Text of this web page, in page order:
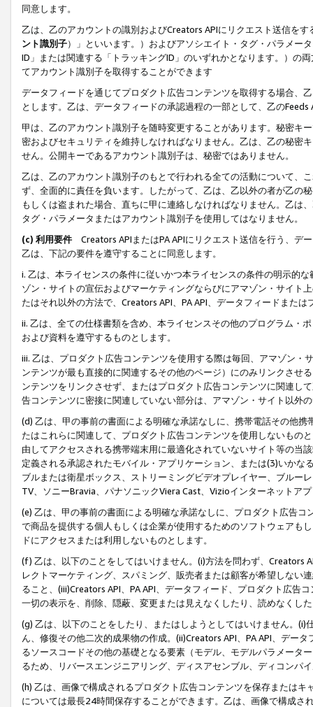
同意します。
乙は、乙のアカウントの識別およびCreators APIにリクエスト送信を
ント識別子）」といいます。）およびアソシエイト・タグ・パラメー
ID」または関連する「トラッキングID」のいずれかとなります。）の
てアカウント識別子を取得することができます
データフィードを通じてプロダクト広告コンテンツを取得する場合、
とします。乙は、データフィードの承認過程の一部として、乙の
甲は、乙のアカウント識別子を随時変更することがあります。秘密キ
密およびセキュリティを維持しなければなりません。乙は、乙の秘密
せん。公開キーであるアカウント識別子は、秘密ではありません。
乙は、乙のアカウント識別子のもとで行われる全ての活動について、
ず、全面的に責任を負います。したがって、乙は、乙以外の者が乙の
もしくは盗まれた場合、直ちに甲に連絡しなければなりません。乙は
タグ・パラメータまたはアカウント識別子を使用してはなりません。
(c) 利用要件 Creators APIまたはPA APIにリクエスト送信を行う、デ
乙は、下記の要件を遵守することに同意します。
i. 乙は、本ライセンスの条件に従いかつ本ライセンスの条件の明示的
ゾン・サイトの宣伝およびマーケティングならびにアマゾン・サイト
たはそれ以外の方法で、Creators API、PA API、データフィードまた
ii. 乙は、全ての仕様書類を含め、本ライセンスその他のプログラム・
および資料を遵守するものとします。
iii. 乙は、プロダクト広告コンテンツを使用する際は毎回、アマゾン
ンテンツが最も直接的に関連するその他のページ）にのみリンクさせ
ンテンツをリンクさせず、またはプロダクト広告コンテンツに関連し
告コンテンツに密接に関連していない部分は、アマゾン・サイト以外
(d) 乙は、甲の事前の書面による明確な承諾なしに、携帯電話その他
たはこれらに関連して、プロダクト広告コンテンツを使用しないもの
由してアクセスされる携帯端末用に最適化されていないサイト等の当
定義される承認されたモバイル・アプリケーション、または(3)いか
ブルまたは衛星ボックス、ストリーミングビデオプレイヤー、ブルー
TV、ソニーBravia、パナソニックViera Cast、Vizioインターネットア
(e) 乙は、甲の事前の書面による明確な承諾なしに、プロダクト広告
で商品を提供する個人もしくは企業が使用するためのソフトウェアも
ドにアクセスまたは利用しないものとします。
(f) 乙は、以下のことをしてはいけません。(i)方法を問わず、Creators
レクトマーケティング、スパミング、販売者または顧客が希望しない
ること、(iii)Creators API、PA API、データフィード、プロダクト広告
一切の表示を、削除、隠蔽、変更または見えなくしたり、読めなくし
(g) 乙は、以下のことをしたり、またはしようとしてはいけません。
ん、修復その他二次的成果物の作成。(ii)Creators API、PA API、デー
るソースコードその他の基礎となる要素（モデル、モデルパラメータ
るため、リバースエンジニアリング、ディスアセンブル、ディコンパ
(h) 乙は、画像で構成されるプロダクト広告コンテンツを保存または
については最長24時間保存することができます。乙は、画像で構成